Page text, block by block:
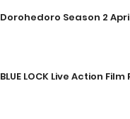
Dorohedoro Season 2
BLUE LOCK Live Action